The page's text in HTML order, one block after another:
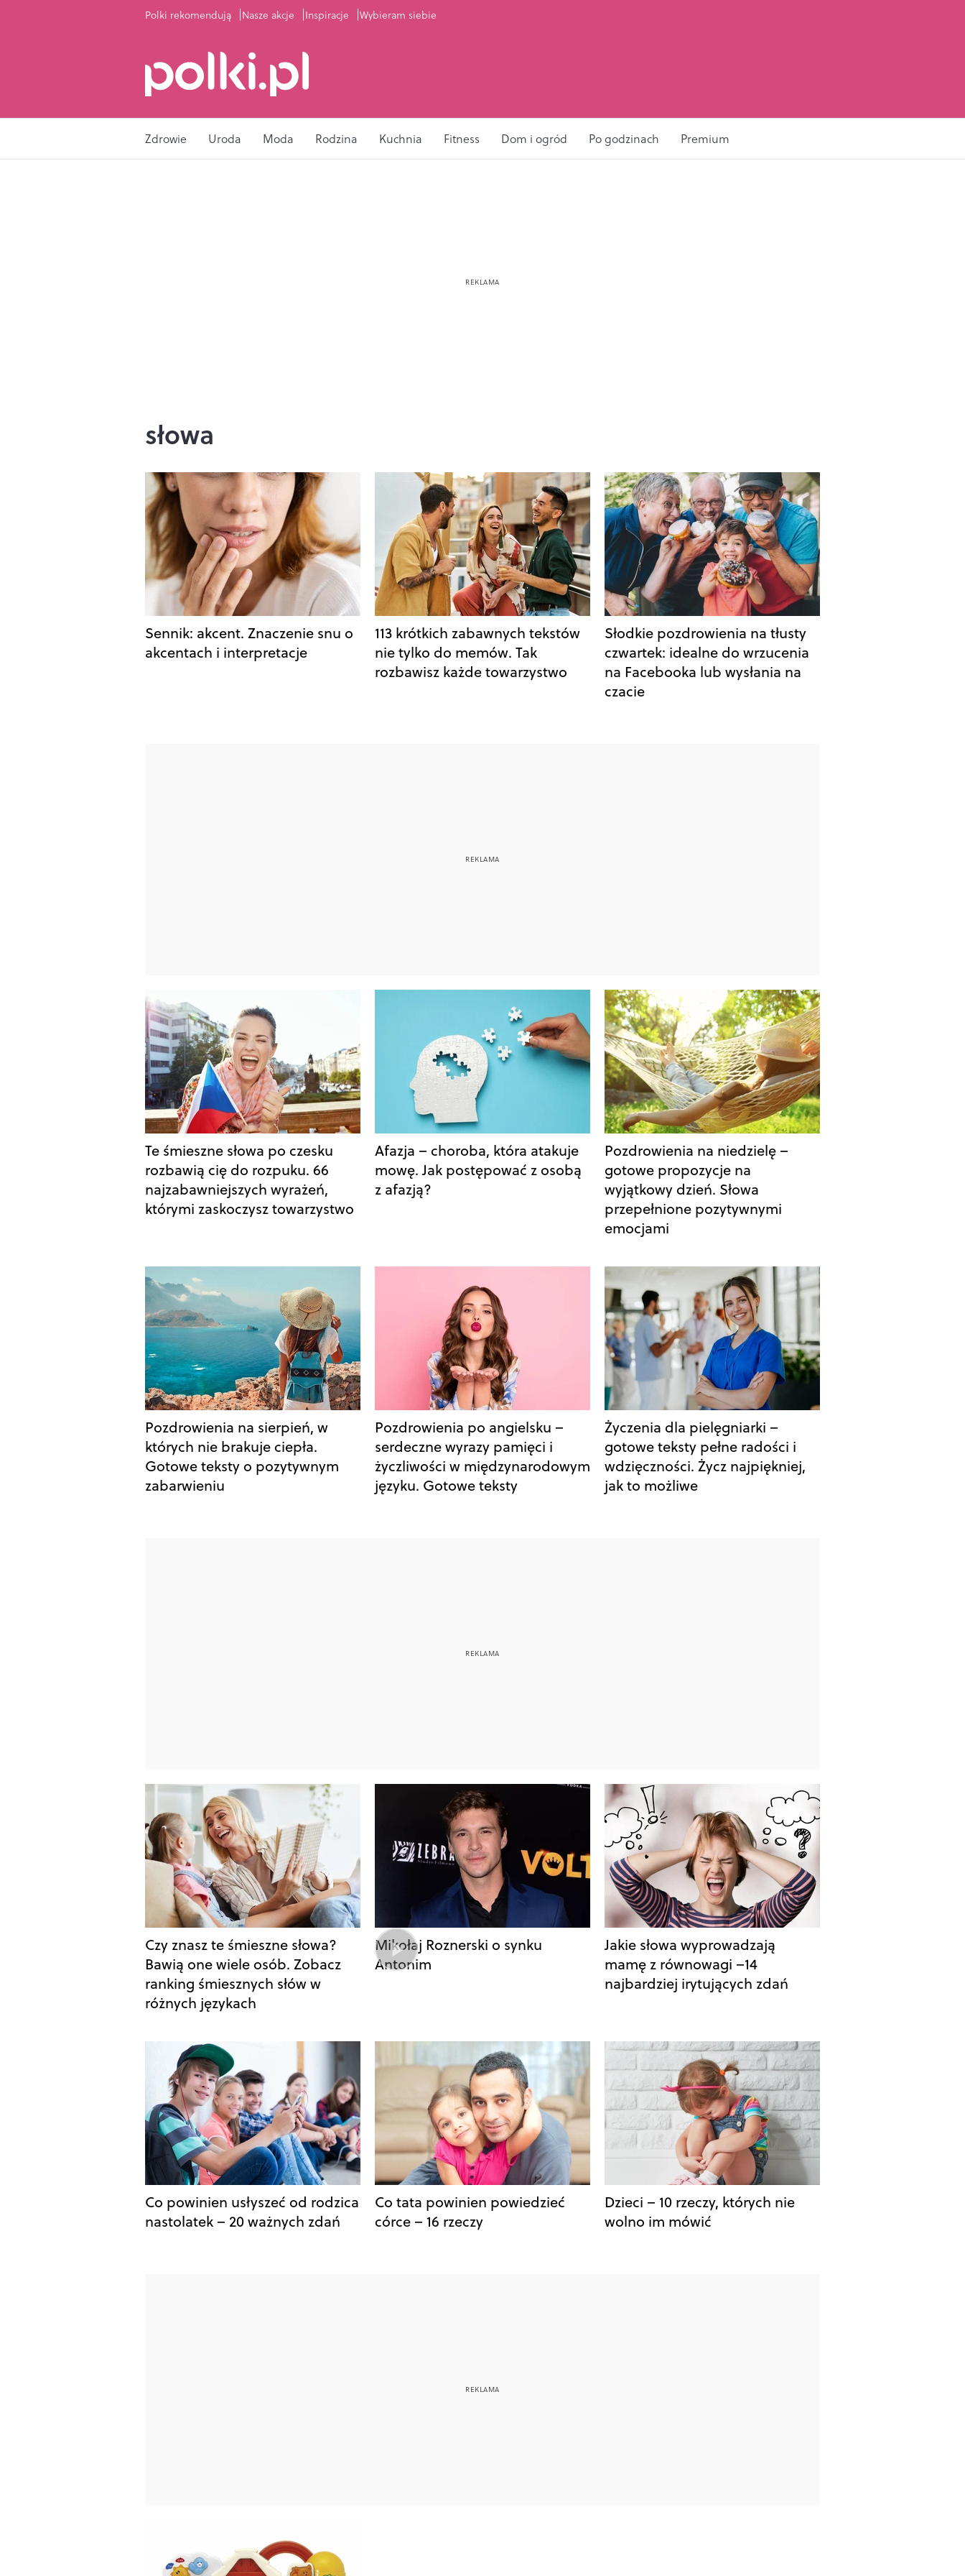
Polki rekomendują Nasze akcje Inspiracje Wybieram siebie
Zdrowie Uroda Moda Rodzina Kuchnia Fitness Dom i ogród Po godzinach Premium
słowa
Sennik: akcent. Znaczenie snu o
akcentach i interpretacje
113 krótkich zabawnych tekstów
nie tylko do memów. Tak
rozbawisz każde towarzystwo
Słodkie pozdrowienia na tłusty
czwartek: idealne do wrzucenia
na Facebooka lub wysłania na
czacie
Te śmieszne słowa po czesku
rozbawią cię do rozpuku. 66
najzabawniejszych wyrażeń,
którymi zaskoczysz towarzystwo
Afazja – choroba, która atakuje
mowę. Jak postępować z osobą
z afazją?
Pozdrowienia na niedzielę –
gotowe propozycje na
wyjątkowy dzień. Słowa
przepełnione pozytywnymi
emocjami
Pozdrowienia na sierpień, w
których nie brakuje ciepła.
Gotowe teksty o pozytywnym
zabarwieniu
Pozdrowienia po angielsku –
serdeczne wyrazy pamięci i
życzliwości w międzynarodowym
języku. Gotowe teksty
Życzenia dla pielęgniarki –
gotowe teksty pełne radości i
wdzięczności. Życz najpiękniej,
jak to możliwe
Czy znasz te śmieszne słowa?
Bawią one wiele osób. Zobacz
ranking śmiesznych słów w
różnych językach
Mikołaj Roznerski o synku
Antonim
Jakie słowa wyprowadzają
mamę z równowagi –14
najbardziej irytujących zdań
Co powinien usłyszeć od rodzica
nastolatek – 20 ważnych zdań
Co tata powinien powiedzieć
córce – 16 rzeczy
Dzieci – 10 rzeczy, których nie
wolno im mówić